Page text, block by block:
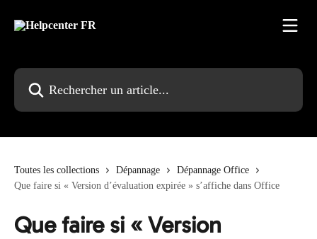
Rechercher un article...
Toutes les collections Dépannage
Dépannage Office
Que faire si « Version d’évaluation expirée » s’affiche dans Office
Que faire si « Version